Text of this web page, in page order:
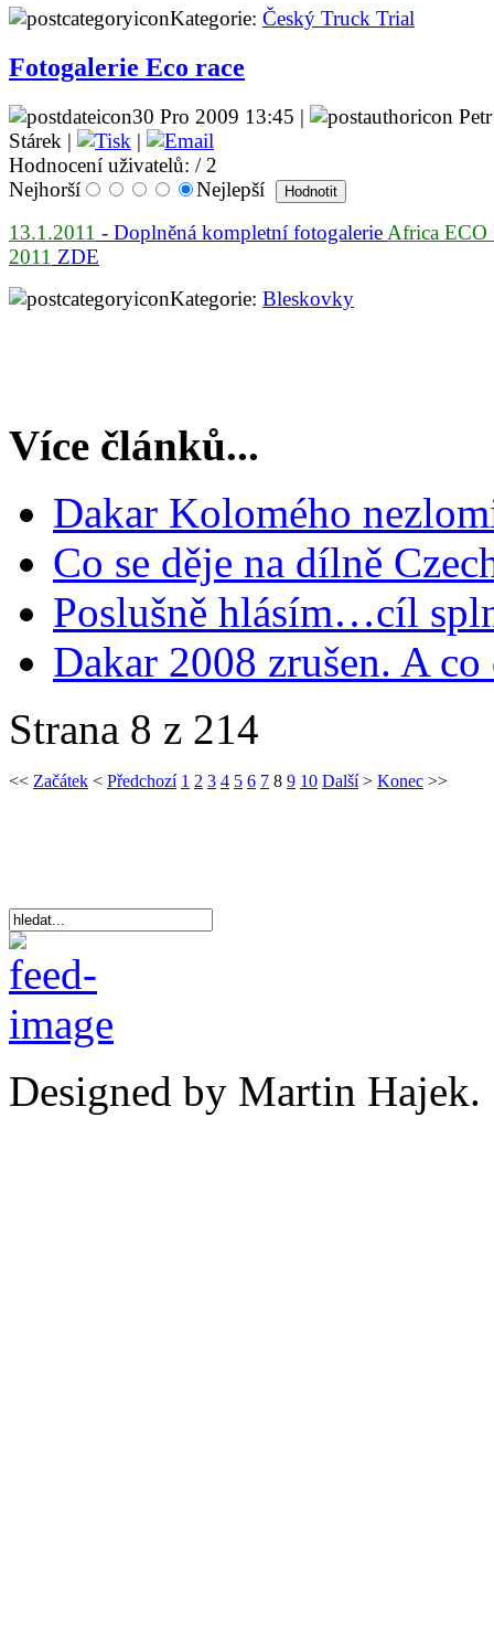
Kategorie: Český Truck Trial
Fotogalerie Eco race
30 Pro 2009 13:45 |
Petr
Stárek |
|
Hodnocení uživatelů: / 2
Nejhorší
Nejlepší
13.1.2011 - Doplněná kompletní fotogalerie Africa ECO
2011 ZDE
Kategorie: Bleskovky
Více článků...
Dakar Kolomého
Co se děje na dílně
Poslušně hlásím…cíl
Dakar 2008 zrušen. A co
Strana 8 z 214
<< Začátek < Předchozí 1 2 3 4 5 6 7 8 9 10 Další> Konec >>
Designed by Martin Hajek.